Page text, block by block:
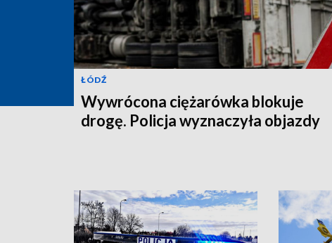
ŁÓDŹ
Wywrócona ciężarówka blokuje
drogę. Policja wyznaczyła objazdy